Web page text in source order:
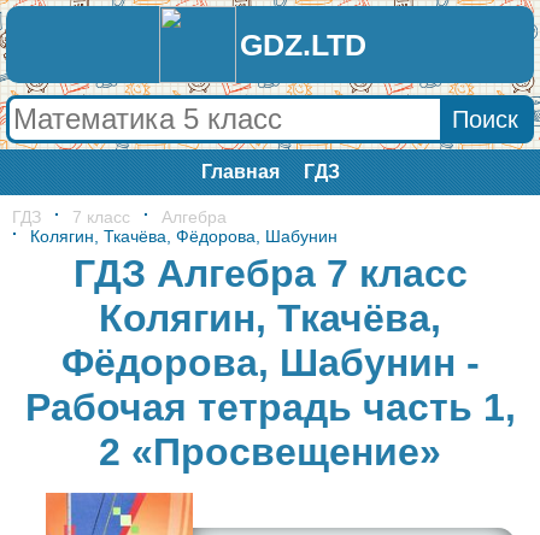
GDZ.LTD
Главная ГДЗ
ГДЗ 7 класс
Алгебра
Колягин, Ткачёва, Фёдорова, Шабунин
ГДЗ Алгебра 7 класс
Колягин, Ткачёва,
Фёдорова, Шабунин -
Рабочая тетрадь часть 1,
2 «Просвещение»